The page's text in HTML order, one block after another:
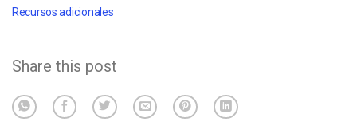
Recursos adicionales
Share this post